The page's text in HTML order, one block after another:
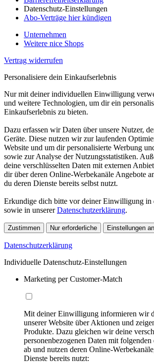
Datenschutz-Einstellungen
Abo-Verträge hier kündigen
Unternehmen
Weitere nice Shops
Vertrag widerrufen
Personalisiere dein Einkaufserlebnis
Nur mit deiner individuellen Einwilligung
und weitere Technologien, um dir ein
Einkaufserlebnis zu bieten.
Dazu erfassen wir Daten über unsere Nutzer,
Geräte. Diese nutzen wir zur laufenden
Website und um dir personalisierte Werbung
sowie zur Analyse der Nutzungsstatistiken.
deine verschlüsselten Daten mit externen
dir über deren Online-Werbekanäle Angebote
du deren Dienste bereits selbst nutzt.
Erkundige dich bitte vor deiner Einwilligung in
sowie in unsererDatenschutzerklärung.
Zustimmen Nur erforderliche Einstellungen
Datenschutzerklärung
Individuelle Datenschutz-Einstellungen
Marketing per Customer-Match
Mit deiner Einwilligung informieren wir
unserer Website über Aktionen und
Produkte. Dazu gleichen wir deine
personenbezogenen Daten mit
ab und nutzen deren Online-
Dienste bereits nutzt: